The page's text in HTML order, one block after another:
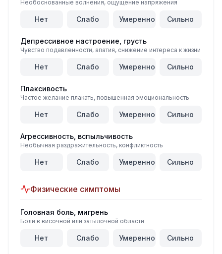
Необоснованные волнения, ощущение напряжения
Нет Слабо Умеренно Сильно
Депрессивное настроение, грусть
Чувство подавленности, апатия, снижение интереса к жизни
Нет Слабо Умеренно Сильно
Плаксивость
Частое желание плакать, повышенная эмоциональность
Нет Слабо Умеренно Сильно
Агрессивность, вспыльчивость
Необычная раздражительность, конфликтность
Нет Слабо Умеренно Сильно
Физические симптомы
Головная боль, мигрень
Боли в височной или затылочной области
Нет Слабо Умеренно Сильно